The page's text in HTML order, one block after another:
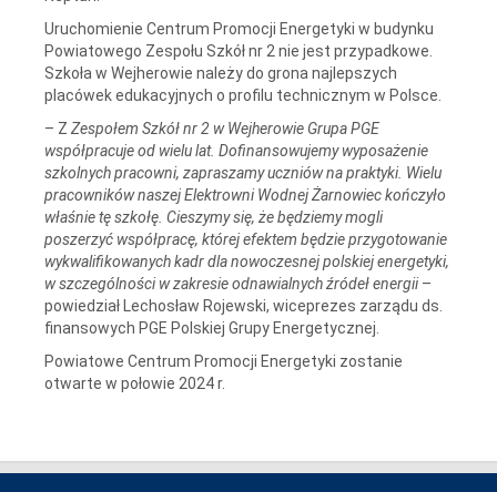
Uruchomienie Centrum Promocji Energetyki w budynku
Powiatowego Zespołu Szkół nr 2 nie jest przypadkowe.
Szkoła w Wejherowie należy do grona najlepszych
placówek edukacyjnych o profilu technicznym w Polsce.
– Z Zespołem Szkół nr 2 w Wejherowie Grupa PGE
współpracuje od wielu lat. Dofinansowujemy wyposażenie
szkolnych pracowni, zapraszamy uczniów na praktyki. Wielu
pracowników naszej Elektrowni Wodnej Żarnowiec kończyło
właśnie tę szkołę. Cieszymy się, że będziemy mogli
poszerzyć współpracę, której efektem będzie przygotowanie
wykwalifikowanych kadr dla nowoczesnej polskiej energetyki,
w szczególności w zakresie odnawialnych źródeł energii–
powiedział Lechosław Rojewski, wiceprezes zarządu ds.
finansowych PGE Polskiej Grupy Energetycznej.
Powiatowe Centrum Promocji Energetyki zostanie
otwarte w połowie 2024 r.